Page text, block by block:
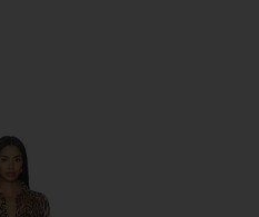
TO SEE MORE OPTIONS
원피스